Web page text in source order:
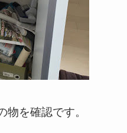
物を確認です。